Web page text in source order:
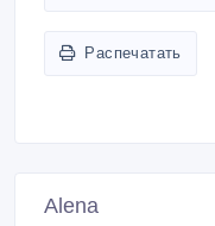
Распечатать
Alena